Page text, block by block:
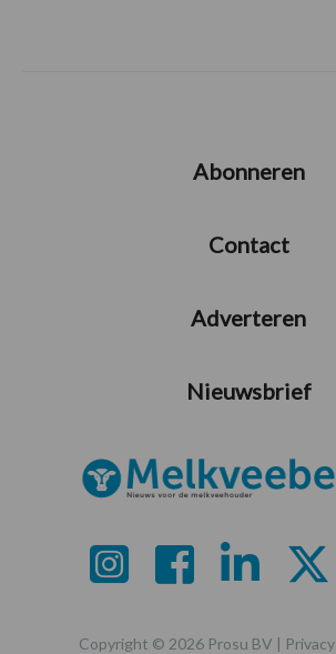
Abonneren
Contact
Adverteren
Nieuwsbrief
Copyright © 2026 Prosu BV | Privacy